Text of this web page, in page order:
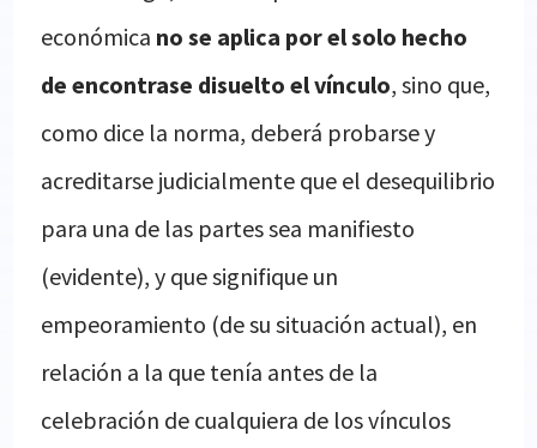
económica no se aplica por el solo hecho
de encontrase disuelto el vínculo, sino que,
como dice la norma, deberá probarse y
acreditarse judicialmente que el desequilibrio
para una de las partes sea manifiesto
(evidente), y que signifique un
empeoramiento (de su situación actual), en
relación a la que tenía antes de la
celebración de cualquiera de los vínculos